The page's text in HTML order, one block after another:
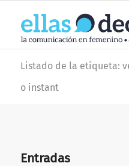
Listado de la etiqueta:
o instant
Entradas